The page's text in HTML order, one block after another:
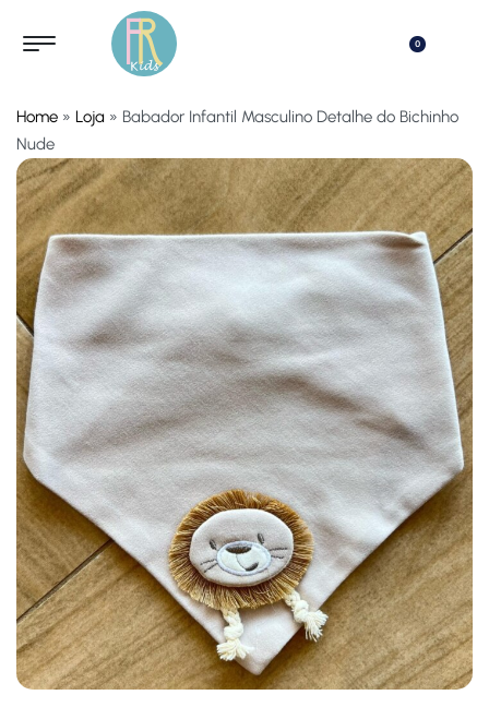
0
Home » Loja » Babador Infantil Masculino Detalhe do Bichinho
Nude